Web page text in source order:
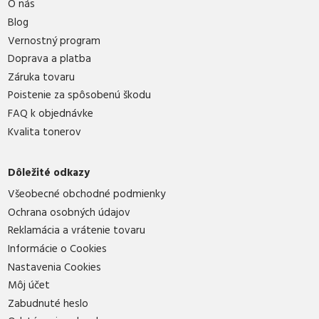
O nás
Blog
Vernostný program
Doprava a platba
Záruka tovaru
Poistenie za spôsobenú škodu
FAQ k objednávke
Kvalita tonerov
Dôležité odkazy
Všeobecné obchodné podmienky
Ochrana osobných údajov
Reklamácia a vrátenie tovaru
Informácie o Cookies
Nastavenia Cookies
Môj účet
Zabudnuté heslo